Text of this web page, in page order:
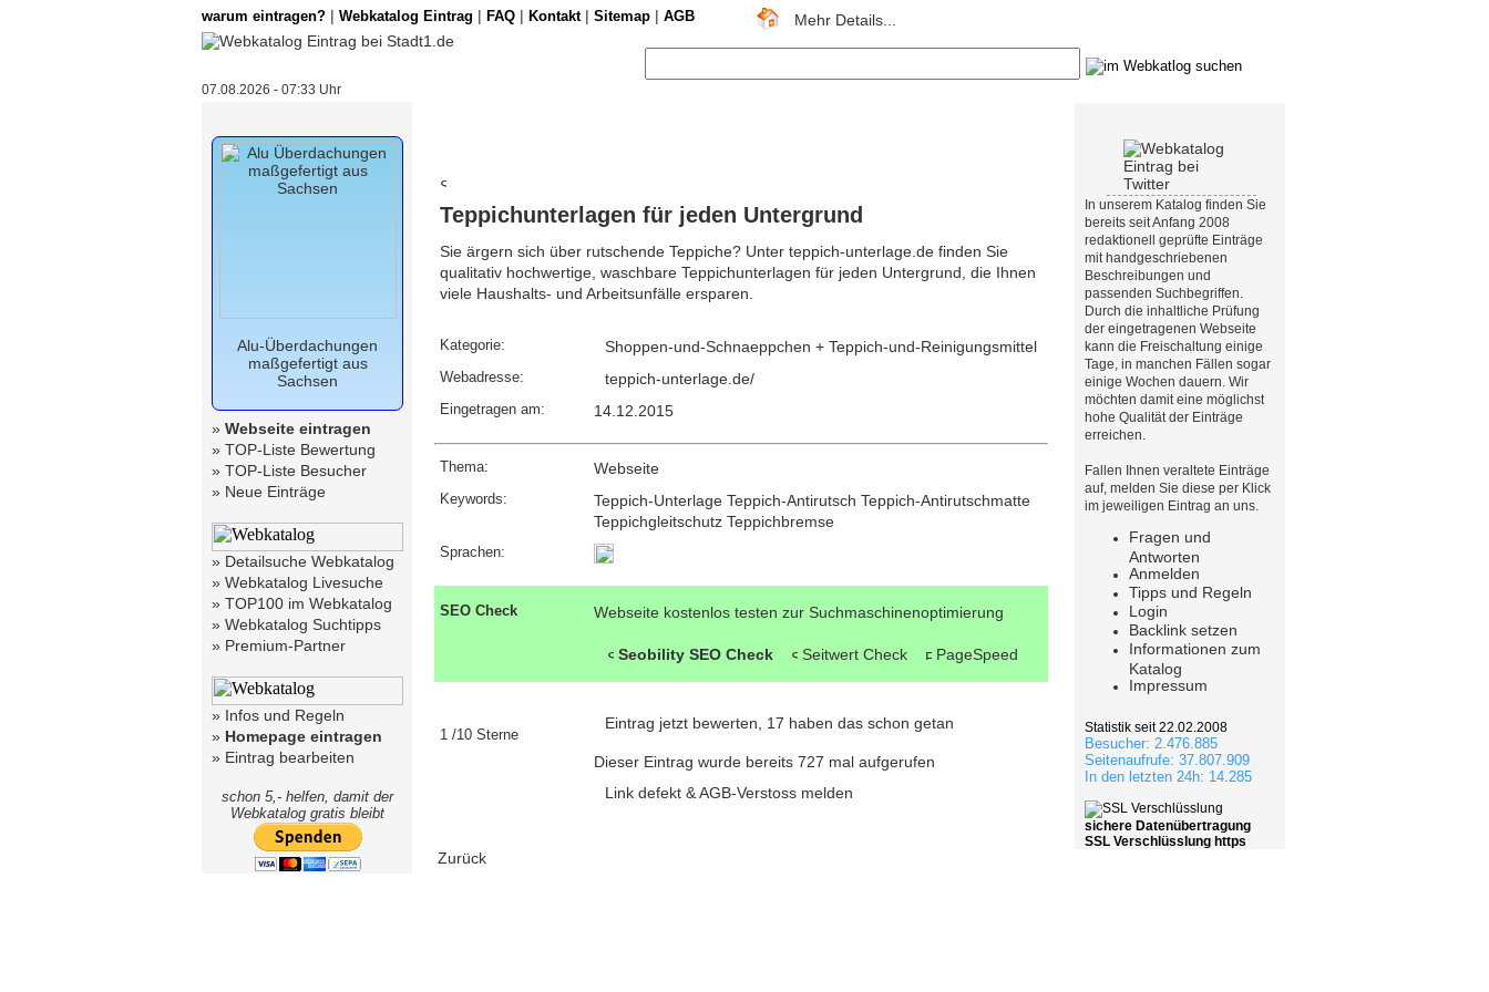
warum eintragen? | Webkatalog Eintrag | FAQ | Kontakt| Sitemap | AGB Mehr Details...
07.08.2026 - 07:33 Uhr
Alu-Überdachungen
maßgefertigt aus
Sachsen
» Webseite eintragen
» TOP-Liste Bewertung
» TOP-Liste Besucher
» Neue Einträge
» Detailsuche Webkatalog
» Webkatalog Livesuche
» TOP100 im Webkatalog
» Webkatalog Suchtipps
» Premium-Partner
» Infos und Regeln
» Homepage eintragen
» Eintrag bearbeiten
schon 5,- helfen, damit der
Webkatalog gratis bleibt
Teppichunterlagen für jeden Untergrund
Sie ärgern sich über rutschende Teppiche? Unter teppich-unterlage.de finden Sie
qualitativ hochwertige, waschbare Teppichunterlagen für jeden Untergrund, die Ihnen
viele Haushalts- und Arbeitsunfälle ersparen.
Kategorie: Shoppen-und-Schnaeppchen + Teppich-und-Reinigungsmittel
Webadresse: teppich-unterlage.de/
Eingetragen am: 14.12.2015
Thema: Webseite
Keywords:
Teppich-Unterlage Teppich-Antirutsch Teppich-Antirutschmatte
Teppichgleitschutz Teppichbremse
Sprachen:
SEO Check Webseite kostenlos testen zur Suchmaschinenoptimierung
Seobility SEO Check Seitwert Check PageSpeed
1 /10 Sterne
Eintrag jetzt bewerten, 17 haben das schon getan
Dieser Eintrag wurde bereits 727 mal aufgerufen
Link defekt & AGB-Verstoss melden
Zurück
In unserem Katalog finden Sie
bereits seit Anfang 2008
redaktionell geprüfte Einträge
mit handgeschriebenen
Beschreibungen und
passenden Suchbegriffen.
Durch die inhaltliche Prüfung
der eingetragenen Webseite
kann die Freischaltung einige
Tage, in manchen Fällen sogar
einige Wochen dauern. Wir
möchten damit eine möglichst
hohe Qualität der Einträge
erreichen.
Fallen Ihnen veraltete Einträge
auf, melden Sie diese per Klick
im jeweiligen Eintrag an uns.
Fragen und
Antworten
Anmelden
Tipps und Regeln
Login
Backlink setzen
Informationen zum
Katalog
Impressum
Statistik seit 22.02.2008
Besucher: 2.476.885
Seitenaufrufe: 37.807.909
In den letzten 24h: 14.285
sichere Datenübertragung
SSL Verschlüsslung https